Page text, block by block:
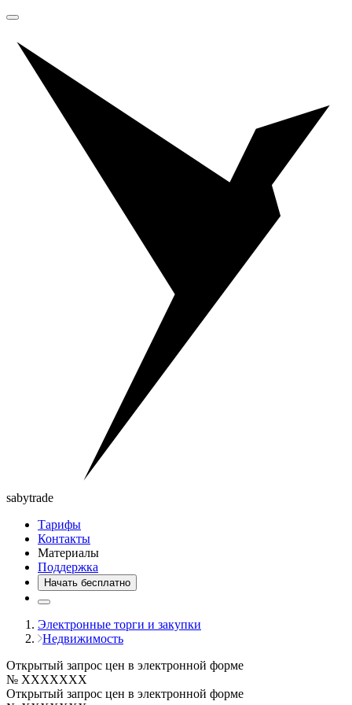
sabytrade
Тарифы
Контакты
Материалы
Поддержка
Начать бесплатно
Электронные торги и закупки
Недвижимость
Открытый запрос цен в электронной форме
№ XXXXXXX
Открытый запрос цен в электронной форме